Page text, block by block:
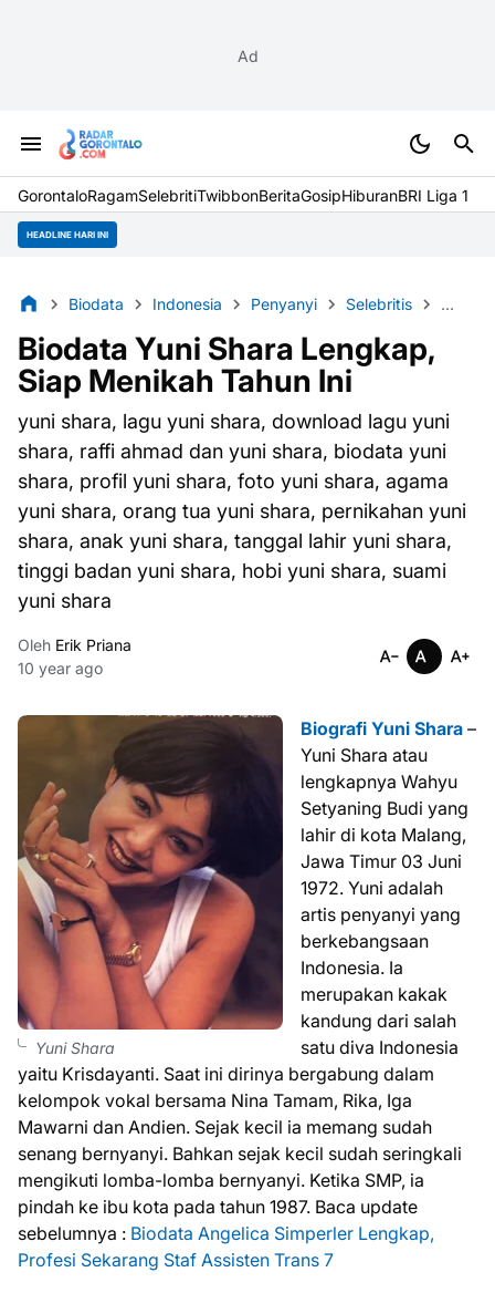
Ad
GorontaloRagamSelebritiTwibbonBeritaGosipHiburanBRI Liga 1
HEADLINE HARI INI
Biodata Indonesia Penyanyi Selebritis Wanita
Biodata Yuni Shara Lengkap,
Siap Menikah Tahun Ini
yuni shara, lagu yuni shara, download lagu yuni
shara, raffi ahmad dan yuni shara, biodata yuni
shara, profil yuni shara, foto yuni shara, agama
yuni shara, orang tua yuni shara, pernikahan yuni
shara, anak yuni shara, tanggal lahir yuni shara,
tinggi badan yuni shara, hobi yuni shara, suami
yuni shara
Oleh Erik Priana
10 year ago
Yuni Shara
Biografi Yuni Shara –
Yuni Shara atau
lengkapnya Wahyu
Setyaning Budi yang
lahir di kota Malang,
Jawa Timur 03 Juni
1972. Yuni adalah
artis penyanyi yang
berkebangsaan
Indonesia. Ia
merupakan kakak
kandung dari salah
satu diva Indonesia
yaitu Krisdayanti. Saat ini dirinya bergabung dalam
kelompok vokal bersama Nina Tamam, Rika, Iga
Mawarni dan Andien. Sejak kecil ia memang sudah
senang bernyanyi. Bahkan sejak kecil sudah seringkali
mengikuti lomba-lomba bernyanyi. Ketika SMP, ia
pindah ke ibu kota pada tahun 1987. Baca update
sebelumnya : Biodata Angelica Simperler Lengkap,
Profesi Sekarang Staf Assisten Trans 7